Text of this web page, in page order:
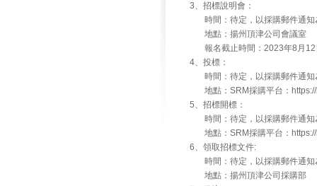
3、招標說明會：
時間：待定，以採購郵件通知
地點：揚州頂津公司會議室
報名截止時間：2023年8月12
4、投標：
時間：待定，以採購郵件通知
地點：SRM採購平台：https://
5、招標開標：
時間：待定，以採購郵件通知
地點：SRM採購平台：https://
6、領取招標文件:
時間：待定，以採購郵件通知
地點：揚州頂津公司採購部